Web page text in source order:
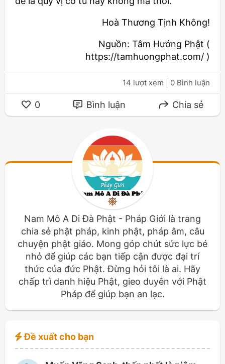
Hoà Thương Tịnh Không!
Nguồn: Tâm Hướng Phật (
https://tamhuongphat.com/ )
14 lượt xem | 0 Bình luận
0 Bình luận Chia sẻ
Nam Mô A Di Đà Phật - Pháp Giới là trang
chia sẻ phật pháp, kinh phật, pháp âm, câu
chuyện phật giáo. Mong góp chút sức lực bé
nhỏ để giúp các bạn tiếp cận được đại trí
thức của đức Phật. Đừng hỏi tôi là ai. Hãy
chấp trì danh hiệu Phật, gieo duyên với Phật
Pháp để giúp bạn an lạc.
Đề xuất cho bạn